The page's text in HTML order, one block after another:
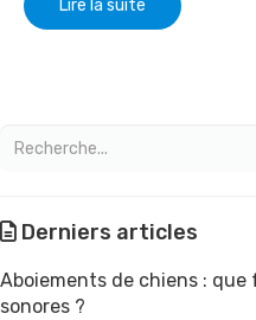
Lire la suite
Derniers articles
Aboiements de chiens :
sonores ?